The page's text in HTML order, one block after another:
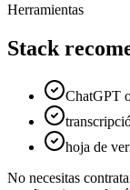
Herramientas
Stack
ChatGPT
hoja de
No necesitas